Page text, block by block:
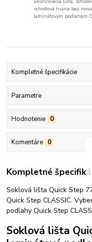
schodová hrana bez
laminátovým podlahám
Kompletné špecifikácie
Parametre
Hodnotenie 0
Komentáre 0
Kompletné
Soklová lišta Quick Step
Quick Step CLASSIC.
podlahy Quick Step
Soklová lišta